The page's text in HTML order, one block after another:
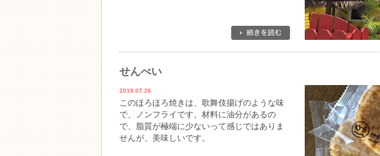
せんべい
2019.07.26
このほろほろ焼きは、歌舞伎揚げのような味
で、ノンフライです。材料に油分があるの
で、脂質が極端に少ないって感じではありま
せんが、美味しいです。